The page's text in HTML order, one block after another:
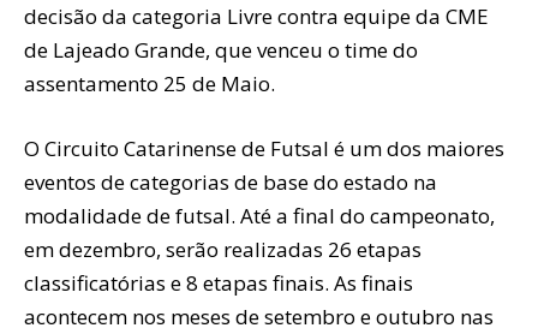
decisão da categoria Livre contra equipe da CME
de Lajeado Grande, que venceu o time do
assentamento 25 de Maio.
O Circuito Catarinense de Futsal é um dos maiores
eventos de categorias de base do estado na
modalidade de futsal. Até a final do campeonato,
em dezembro, serão realizadas 26 etapas
classificatórias e 8 etapas finais. As finais
acontecem nos meses de setembro e outubro nas